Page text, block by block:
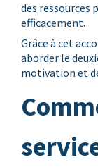
des ressources
efficacement.
Grâce à cet
aborder le
motivation et